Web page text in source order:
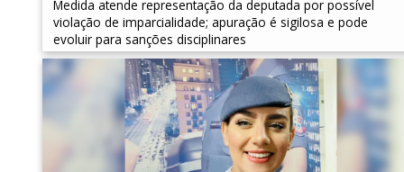
Medida atende representação da deputada por possível
violação de imparcialidade; apuração é sigilosa e pode
evoluir para sanções disciplinares